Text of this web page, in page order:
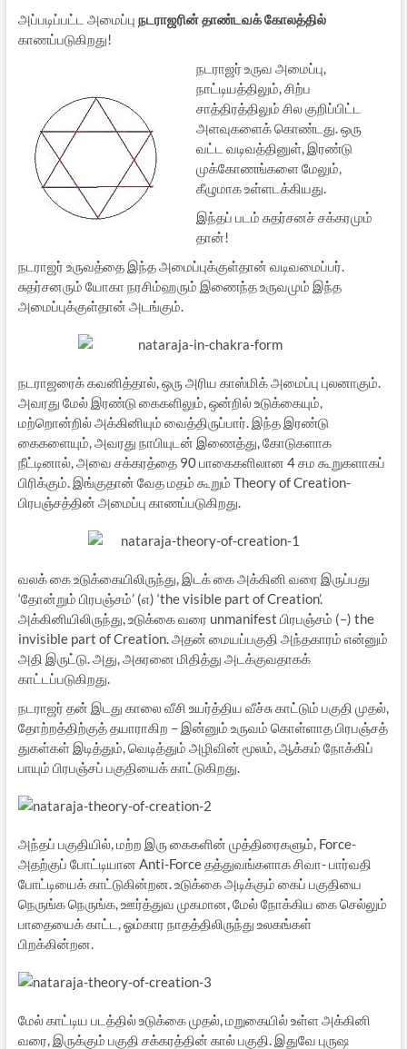
அப்படிப்பட்ட அமைப்பு நடராஜரின் தாண்டவக் கோலத்தில்
காணப்படுகிறது!
நடராஜர் உருவ அமைப்பு,
நாட்டியத்திலும், சிற்ப
சாத்திரத்திலும் சில குறிப்பிட்ட
அளவுகளைக் கொண்டது. ஒரு
வட்ட வடிவத்தினுள், இரண்டு
முக்கோணங்களை மேலும்,
கீழுமாக உள்ளடக்கியது.
இந்தப் படம் சுதர்சனச் சக்கரமும்
தான்!
நடராஜர் உருவத்தை இந்த அமைப்புக்குள்தான் வடிவமைப்பர்.
சுதர்சனரும் யோகா நரசிம்ஹரும் இணைந்த உருவமும் இந்த
அமைப்புக்குள்தான் அடங்கும்.
நடராஜரைக் கவனித்தால், ஒரு அரிய காஸ்மிக் அமைப்பு புலனாகும்.
அவரது மேல் இரண்டு கைகளிலும், ஒன்றில் உடுக்கையும்,
மற்றொன்றில் அக்கினியும் வைத்திருப்பார். இந்த இரண்டு
கைகளையும், அவரது நாபியுடன் இணைத்து, கோடுகளாக
நீட்டினால், அவை சக்கரத்தை 90 பாகைகளிலான 4 சம கூறுகளாகப்
பிரிக்கும். இங்குதான் வேத மதம் கூறும் Theory of Creation-
பிரபஞ்சத்தின் அமைப்பு காணப்படுகிறது.
வலக் கை உடுக்கையிலிருந்து, இடக் கை அக்கினி வரை இருப்பது
‘தோன்றும் பிரபஞ்சம்’ (எ) ‘the visible part of Creation’.
அக்கினியிலிருந்து, உடுக்கை வரை unmanifest பிரபஞ்சம் (–) the
invisible part of Creation. அதன் மையப்பகுதி அந்தகாரம் என்னும்
அதி இருட்டு. அது, அசுரனை மிதித்து அடக்குவதாகக்
காட்டப்படுகிறது.
நடராஜர் தன் இடது காலை வீசி உயர்த்திய வீச்சு காட்டும் பகுதி முதல்,
தோற்றத்திற்குத் தயாராகிற – இன்னும் உருவம் கொள்ளாத பிரபஞ்சத்
துகள்கள் இடித்தும், வெடித்தும் அழிவின் மூலம், ஆக்கம் நோக்கிப்
பாயும் பிரபஞ்சப் பகுதியைக் காட்டுகிறது.
அந்தப் பகுதியில், மற்ற இரு கைகளின் முத்திரைகளும், Force-
அதற்குப் போட்டியான Anti-Force தத்துவங்களாக சிவா- பார்வதி
போட்டியைக் காட்டுகின்றன. உடுக்கை அடிக்கும் கைப் பகுதியை
நெருங்க நெருங்க, ஊர்த்துவ முகமான, மேல் நோக்கிய கை செல்லும்
பாதையைக் காட்ட, ஓம்கார நாதத்திலிருந்து உலகங்கள்
பிறக்கின்றன.
மேல் காட்டிய படத்தில் உடுக்கை முதல், மறுகையில் உள்ள அக்கினி
வரை, இருக்கும் பகுதி சக்கரத்தின் கால் பகுதி. இதுவே புருஷ